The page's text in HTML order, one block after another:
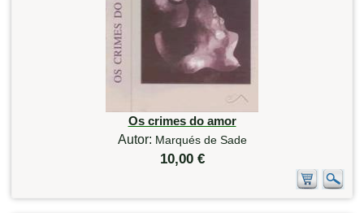
Os crimes do amor
Autor: Marqués de Sade
10,00 €